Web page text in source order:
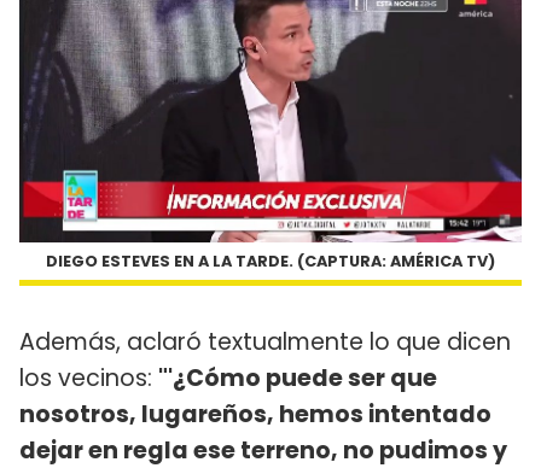
DIEGO ESTEVES EN A LA TARDE. (CAPTURA: AMÉRICA TV)
Además, aclaró textualmente lo que dicen
los vecinos: "'¿Cómo puede ser que
nosotros, lugareños, hemos intentado
dejar en regla ese terreno, no pudimos y